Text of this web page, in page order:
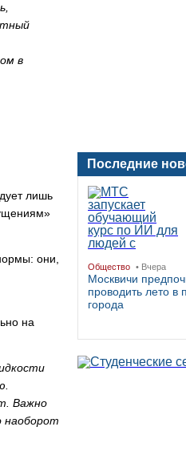
в
лишь
они,
на
Важно
наоборот
Последние
Общество • Вчера
Москвичи
проводить лето в
города